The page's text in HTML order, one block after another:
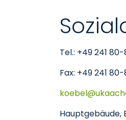
Tel.: +49 241
Fax: +49 241 80-
koebel
Hauptgebäude,